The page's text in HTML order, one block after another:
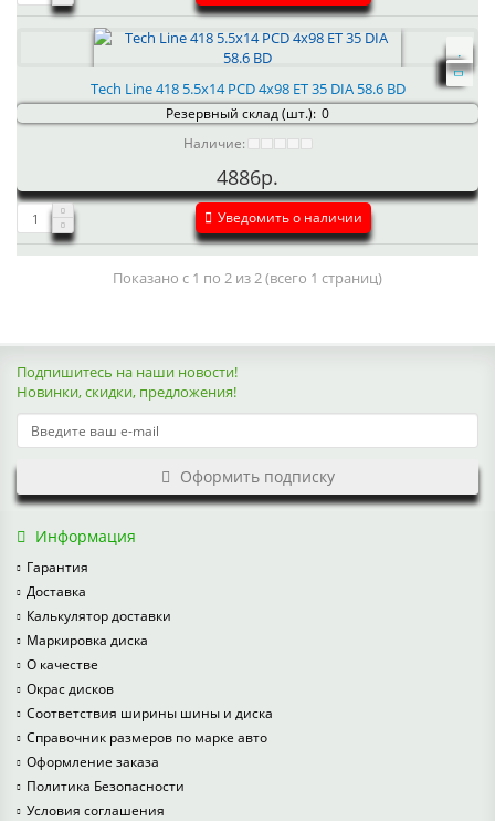
Tech Line 418 5.5x14 PCD 4x98 ET 35 DIA 58.6 BD
Резервный склад (шт.): 0
Наличие:
4886р.
Уведомить о наличии
Показано с 1 по 2 из 2 (всего 1 страниц)
Подпишитесь на наши новости!
Новинки, скидки, предложения!
Оформить подписку
Информация
Гарантия
Доставка
Калькулятор доставки
Маркировка диска
О качестве
Окрас дисков
Соответствия ширины шины и диска
Справочник размеров по марке авто
Оформление заказа
Политика Безопасности
Условия соглашения